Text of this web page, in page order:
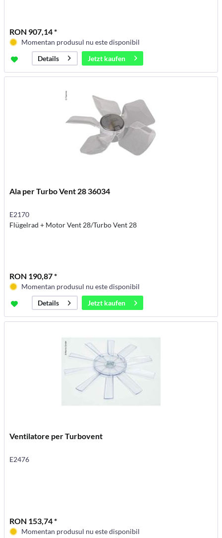
RON 907,14 *
Momentan produsul nu este disponibil
Details
Jetzt kaufen
Ala per Turbo Vent 28 36034
E2170
Flügelrad + Motor Vent 28/Turbo Vent 28
RON 190,87 *
Momentan produsul nu este disponibil
Details
Jetzt kaufen
Ventilatore per Turbovent
E2476
RON 153,74 *
Momentan produsul nu este disponibil